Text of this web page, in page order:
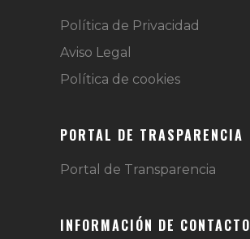
Política de Privacidad
Aviso Legal
Política de cookies
PORTAL DE TRASPARENCIA
Portal de Transparencia
INFORMACIÓN DE CONTACTO